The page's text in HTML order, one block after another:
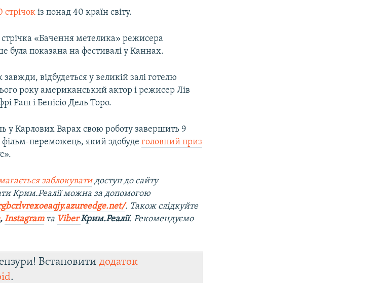
стрічок із понад 40 країн світу.
«Бачення метелика» режисера
показана на фестивалі у Каннах.
відбудеться у великій залі готелю
року американський актор і режисер Лів
Раш і Бенісіо Дель Торо.
у Карлових Варах свою роботу завершить 9
переможець, який здобудеголовний приз
заблокуватидоступ до сайту
Крим.Реалії можна за допомогою
. Також слідкуйте
,Instagramта ViberКрим.Реалії. Рекомендуємо
Встановитидодаток
.